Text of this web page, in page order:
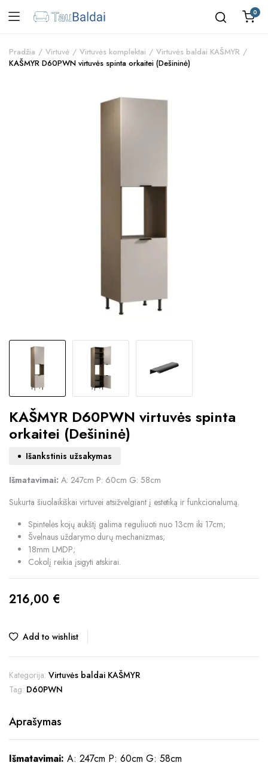
0
Pradžia Virtuvė Virtuvės komplektai
Virtuvės baldai KAŠMYR
KAŠMYR D60PWN virtuvės spinta orkaitei (Dešininė)
KAŠMYR D60PWN virtuvės spinta
orkaitei (Dešininė)
Išankstinis užsakymas
Išmatavimai: A: 247cm P: 60cm G: 58cm
Sukurta šiuolaikiškai virtuvei atsižvelgiant į estetiką ir funkcionalumą.
Spintelės kojų aukštį galima reguliuoti nuo 13cm iki 17cm;
Švelnaus uždarymo durų mechanizmas;
18mm LMDP;
Cokolį reikia įsigyti atskirai.
216,00 €
Add to wishlist
Kategorija: Virtuvės baldai KAŠMYR
Tag: D60PWN
Aprašymas
Išmatavimai: A: 247cm P: 60cm G: 58cm